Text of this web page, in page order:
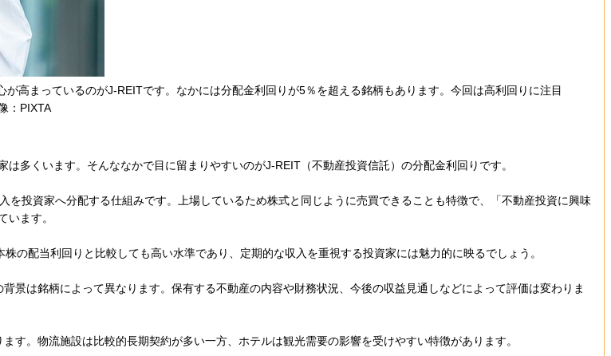
高まっているのがJ-REITです。なかには分配金利回りが5％を超える銘柄もあります。今回は高利回りに注目
：PIXTA
多くいます。そんななかで目に留まりやすいのがJ-REIT（不動産投資信託）の分配金利回りです。
投資家へ分配する仕組みです。上場しているため株式と同じように売買できることも特徴で、「不動産投資に興味
います。
の配当利回りと比較しても高い水準であり、定期的な収入を重視する投資家には魅力的に映るでしょう。
景は銘柄によって異なります。保有する不動産の内容や財務状況、今後の収益見通しなどによって評価は変わりま
。物流施設は比較的長期契約が多い一方、ホテルは観光需要の影響を受けやすい特徴があります。